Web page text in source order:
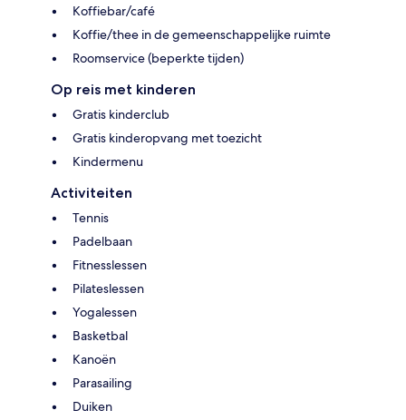
Koffiebar/café
Koffie/thee in de gemeenschappelijke ruimte
Roomservice (beperkte tijden)
Op reis met kinderen
Gratis kinderclub
Gratis kinderopvang met toezicht
Kindermenu
Activiteiten
Tennis
Padelbaan
Fitnesslessen
Pilateslessen
Yogalessen
Basketbal
Kanoën
Parasailing
Duiken